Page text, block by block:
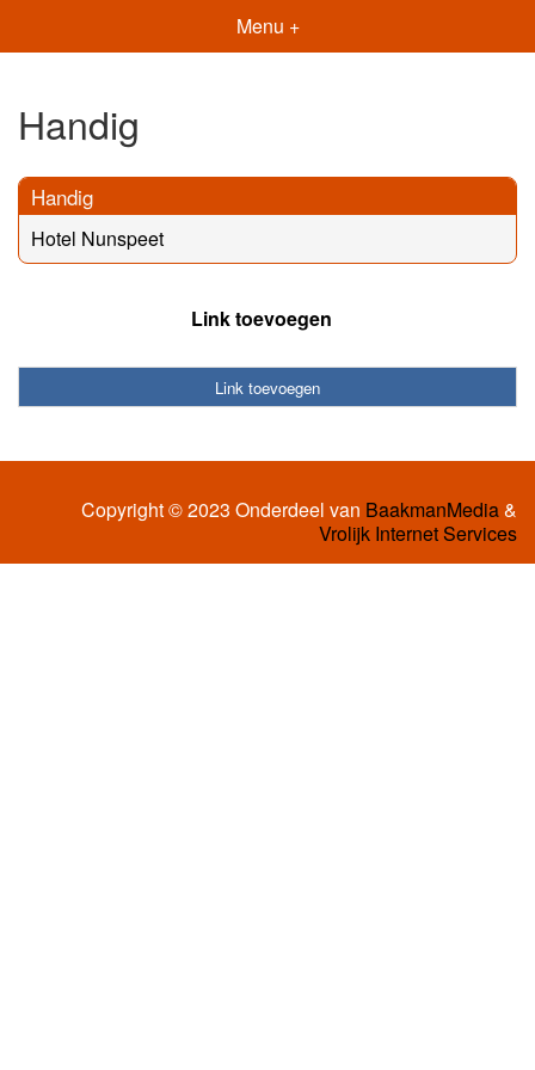
Menu +
Handig
Handig
Hotel Nunspeet
Link toevoegen
Link toevoegen
Copyright © 2023 Onderdeel van BaakmanMedia&
Vrolijk Internet Services